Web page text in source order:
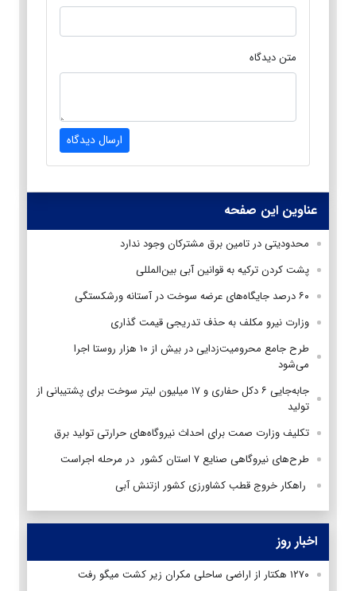
متن دیدگاه
ارسال دیدگاه
عناوین این صفحه
محدودیتی در تامین برق مشترکان وجود ندارد
پشت کردن ترکیه به قوانین آبی بین‌المللی
۶۰ درصد جایگاه‌های عرضه سوخت در آستانه ورشکستگی
وزارت نیرو مکلف به حذف تدریجی قیمت گذاری
طرح جامع محرومیت‌زدایی در بیش از ۱۰‌ هزار روستا اجرا
می‌شود
جابه‌جایی ۶ دکل حفاری و ۱۷ میلیون لیتر سوخت برای پشتیبانی از
تولید
تکلیف وزارت صمت برای احداث نیروگاه‌های حرارتی تولید برق
طرح‌های نیروگاهی صنایع ۷ استان کشور در مرحله اجراست
راهکار خروج قطب کشاورزی کشور ازتنش آبی
اخبار روز
۱۲۷۰ هکتار از اراضی ساحلی مکران زیر کشت میگو رفت